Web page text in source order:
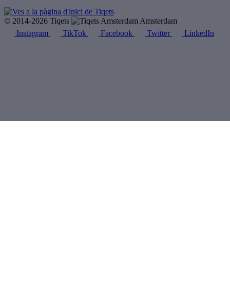
© 2014-2026 Tiqets
Amsterdam
Instagram
TikTok Facebook Twitter LinkedIn